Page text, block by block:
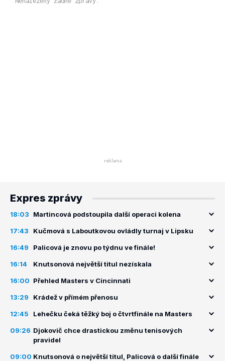
Expres zprávy
18:03 Martincová podstoupila další operaci kolena
17:43 Kučmová s Laboutkovou ovládly turnaj v Lipsku
16:49 Palicová je znovu po týdnu ve finále!
16:14 Knutsonová největší titul nezískala
16:00 Přehled Masters v Cincinnati
13:29 Krádež v přímém přenosu
12:45 Lehečku čeká těžký boj o čtvrtfinále na Masters
09:26 Djokovič chce drastickou změnu tenisových
pravidel
09:00 Knutsonová o největší titul, Palicová o další finále